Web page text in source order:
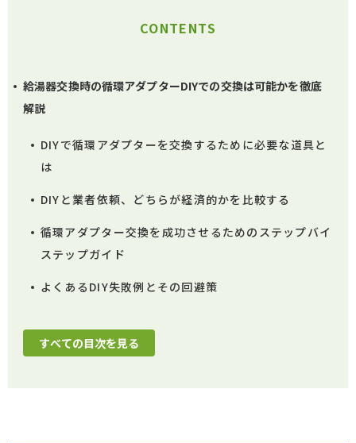
CONTENTS
給湯器交換時の循環アダプターDIYでの交換は可能かを徹底
解説
DIYで循環アダプターを交換するために必要な道具と
は
DIYと業者依頼、どちらが経済的かを比較する
循環アダプター交換を成功させるためのステップバイ
ステップガイド
よくあるDIY失敗例とその回避策
すべての目次を見る